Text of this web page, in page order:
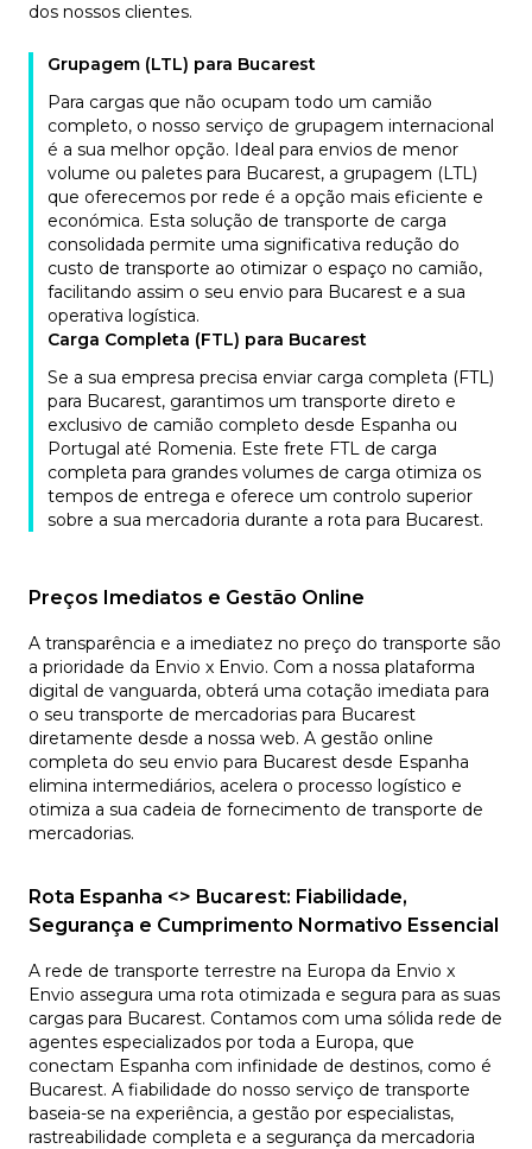
dos nossos clientes.
Grupagem (LTL) para Bucarest
Para cargas que não ocupam todo um camião
completo, o nosso serviço de grupagem internacional
é a sua melhor opção. Ideal para envios de menor
volume ou paletes para Bucarest, a grupagem (LTL)
que oferecemos por rede é a opção mais eficiente e
económica. Esta solução de transporte de carga
consolidada permite uma significativa redução do
custo de transporte ao otimizar o espaço no camião,
facilitando assim o seu envio para Bucarest e a sua
operativa logística.
Carga Completa (FTL) para Bucarest
Se a sua empresa precisa enviar carga completa (FTL)
para Bucarest, garantimos um transporte direto e
exclusivo de camião completo desde Espanha ou
Portugal até Romenia. Este frete FTL de carga
completa para grandes volumes de carga otimiza os
tempos de entrega e oferece um controlo superior
sobre a sua mercadoria durante a rota para Bucarest.
Preços Imediatos e Gestão Online
A transparência e a imediatez no preço do transporte são
a prioridade da Envio x Envio. Com a nossa plataforma
digital de vanguarda, obterá uma cotação imediata para
o seu transporte de mercadorias para Bucarest
diretamente desde a nossa web. A gestão online
completa do seu envio para Bucarest desde Espanha
elimina intermediários, acelera o processo logístico e
otimiza a sua cadeia de fornecimento de transporte de
mercadorias.
Rota Espanha <> Bucarest: Fiabilidade,
Segurança e Cumprimento Normativo Essencial
A rede de transporte terrestre na Europa da Envio x
Envio assegura uma rota otimizada e segura para as suas
cargas para Bucarest. Contamos com uma sólida rede de
agentes especializados por toda a Europa, que
conectam Espanha com infinidade de destinos, como é
Bucarest. A fiabilidade do nosso serviço de transporte
baseia-se na experiência, a gestão por especialistas,
rastreabilidade completa e a segurança da mercadoria